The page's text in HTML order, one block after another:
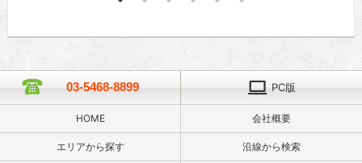
03-5468-8899 PC版
HOME 会社概要
エリアから探す 沿線から検索